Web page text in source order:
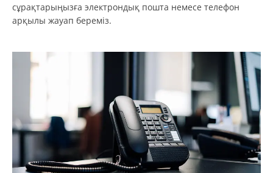
сұрақтарыңызға электрондық пошта немесе телефон
арқылы жауап береміз.